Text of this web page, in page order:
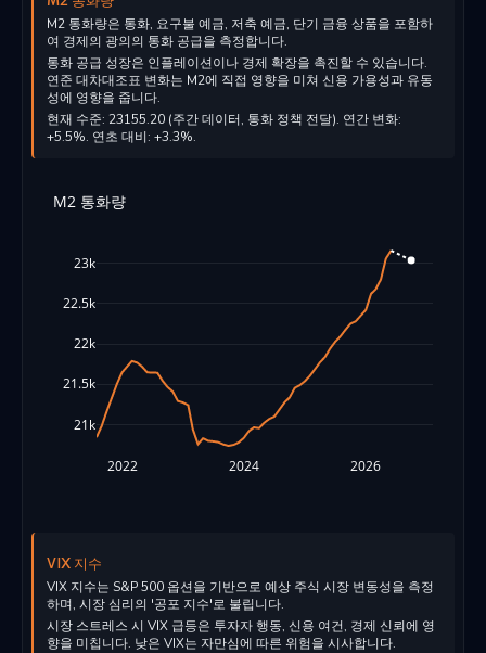
M2 통화량은 통화, 요구불 예금, 저축 예금, 단기 금융 상품을 포함하
여 경제의 광의의 통화 공급을 측정합니다.
통화 공급 성장은 인플레이션이나 경제 확장을 촉진할 수 있습니다.
연준 대차대조표 변화는 M2에 직접 영향을 미쳐 신용 가용성과 유동
성에 영향을 줍니다.
현재 수준: 23155.20 (주간 데이터, 통화 정책 전달). 연간 변화:
+5.5%. 연초 대비: +3.3%.
2022 2024 2026
21k
21.5k
22k
22.5k
23k
M2 통화량
VIX 지수
VIX 지수는 S&P 500 옵션을 기반으로 예상 주식 시장 변동성을 측정
하며, 시장 심리의 '공포 지수'로 불립니다.
시장 스트레스 시 VIX 급등은 투자자 행동, 신용 여건, 경제 신뢰에 영
향을 미칩니다. 낮은 VIX는 자만심에 따른 위험을 시사합니다.